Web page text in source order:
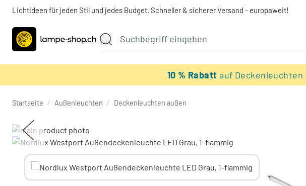
Lichtideen für jeden Stil und jedes Budget. Schneller & sicherer Versand - europaweit!
10 % Rabattauf
Startseite / Außenleuchten / Deckenleuchten außen